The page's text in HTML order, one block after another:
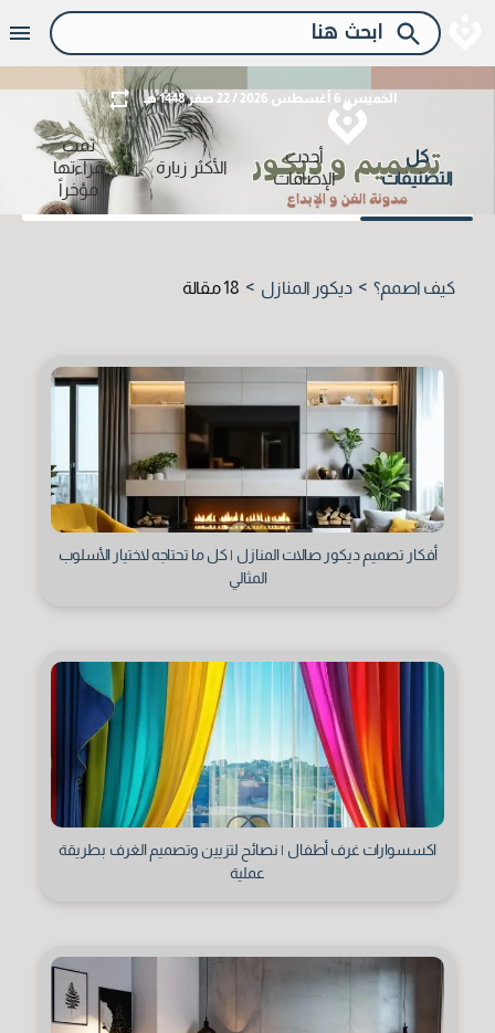
الاسم الأول
الكنية
الخميس، 6 أغسطس 2026 / 22 صفر 1448 هـ
كل
التصنيفات
أحدث
الإضافات
الأكثر زيارة
تمت
قراءتها
مؤخراً
كيف اصمم؟ > ديكور المنازل >
18مقالة
أفكار تصميم ديكور صالات المنازل | كل ما تحتاجه لاختيار الأسلوب
المثالي
اكسسوارات غرف أطفال | نصائح لتزيين وتصميم الغرف بطريقة
عملية